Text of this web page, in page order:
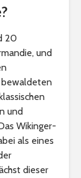
20
und
bewaldeten
und
Wikinger-
als eines
dieser